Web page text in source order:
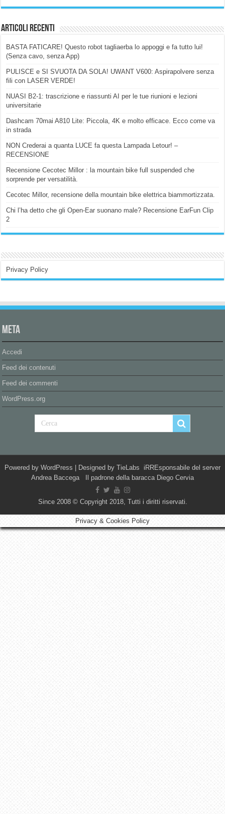
Articoli Recenti
BASTA FATICARE! Questo robot tagliaerba lo appoggi e fa tutto lui!
(Senza cavo, senza App)
PULISCE e SI SVUOTA DA SOLA! UWANT V600: Aspirapolvere senza
fili con LASER VERDE!
NUASI B2-1: trascrizione e riassunti AI per le tue riunioni e lezioni
universitarie
Dashcam 70mai A810 Lite: Piccola, 4K e molto efficace. Ecco come va
in strada
NON Crederai a quanta LUCE fa questa Lampada Letour! –
RECENSIONE
Recensione Cecotec Millor : la mountain bike full suspended che
sorprende per versatilità.
Cecotec Millor, recensione della mountain bike elettrica biammortizzata.
Chi l’ha detto che gli Open-Ear suonano male? Recensione EarFun Clip
2
Privacy Policy
Meta
Accedi
Feed dei contenuti
Feed dei commenti
WordPress.org
Powered by WordPress | Designed by TieLabs iRREsponsabile del server
Andrea Baccega Il padrone della baracca Diego Cervia
Since 2008 © Copyright 2018, Tutti i diritti riservati.
Privacy & Cookies Policy